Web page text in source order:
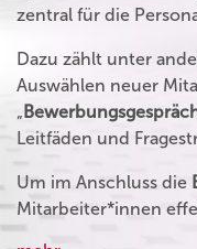
zentral für die
Dazu zählt unter
Auswählen neuer
„
Leitfäden und
Um im Anschluss die
Mitarbeiter*innen